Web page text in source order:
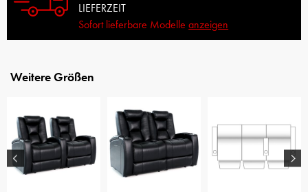
LIEFERZEIT
Sofort lieferbare Modelleanzeigen
Weitere Größen